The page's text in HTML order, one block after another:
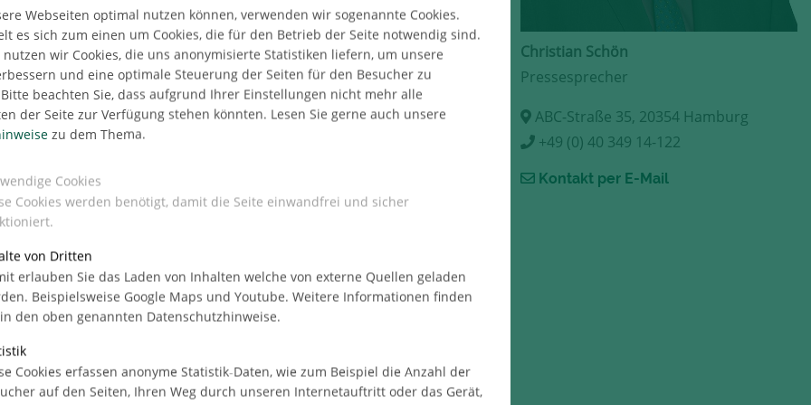
Christian Schön
Pressesprecher
ABC-Straße 35, 20354 Hamburg
+49 (0) 40 349 14-122
Kontakt per E-Mail
Webseiten optimal nutzen können, verwenden wir sogenannte Cookies.
es sich zum einen um Cookies, die für den Betrieb der Seite notwendig sind.
wir Cookies, die uns anonymisierte Statistiken liefern, um unsere
und eine optimale Steuerung der Seiten für den Besucher zu
beachten Sie, dass aufgrund Ihrer Einstellungen nicht mehr alle
der Seite zur Verfügung stehen könnten. Lesen Sie gerne auch unsere
zu dem Thema.
Cookies
Cookies werden benötigt, damit die Seite einwandfrei und sicher
von Dritten
erlauben Sie das Laden von Inhalten welche von externe Quellen geladen
Beispielsweise Google Maps und Youtube. Weitere Informationen finden
den oben genannten Datenschutzhinweise.
Cookies erfassen anonyme Statistik-Daten, wie zum Beispiel die Anzahl der
auf den Seiten, Ihren Weg durch unseren Internetauftritt oder das Gerät,